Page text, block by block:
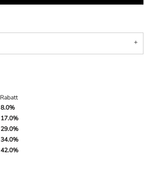
Rabatt
8.0%
17.0%
29.0%
34.0%
42.0%